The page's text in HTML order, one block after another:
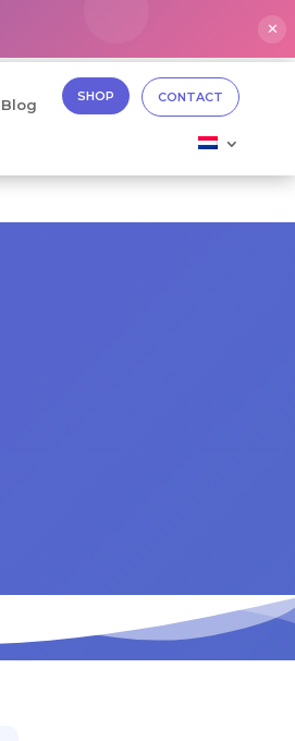
✕
Blog SHOP CONTACT